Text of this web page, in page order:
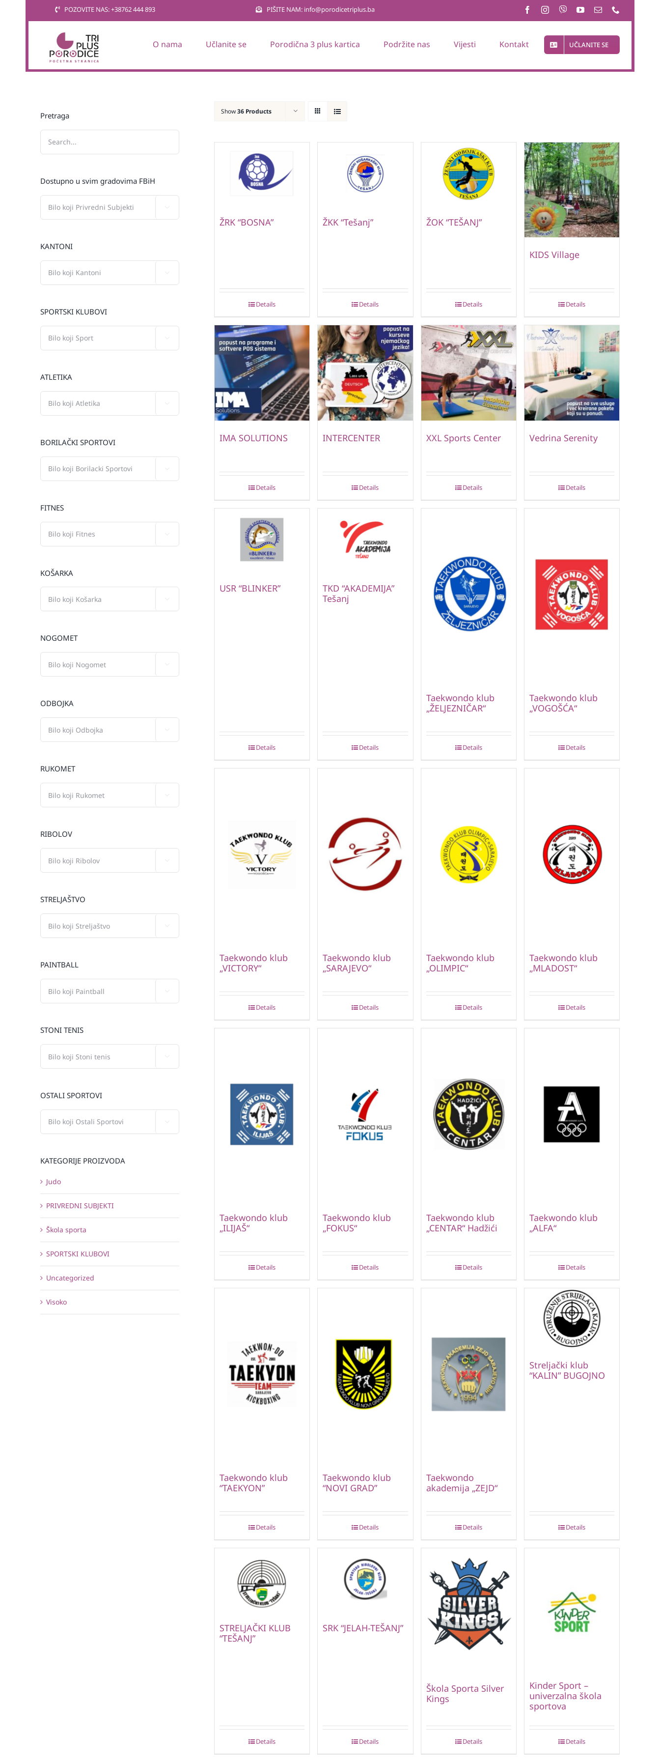
POZOVITE NAS: +38762 444 893 PIŠITE NAM: info@porodicetriplus.ba
O nama Učlanite se Porodična 3 plus kartica Podržite nas Vijesti Kontakt UČLANITE SE
Show36 Products
ŽRK “BOSNA”
Details
ŽKK “Tešanj”
Details
ŽOK “TEŠANJ”
Details
KIDS Village
Details
IMA SOLUTIONS
Details
INTERCENTER
Details
XXL Sports Center
Details
Vedrina Serenity
Details
USR “BLINKER”
Details
TKD “AKADEMIJA”
Tešanj
Details
Taekwondo klub
„ŽELJEZNIČAR“
Details
Taekwondo klub
„VOGOŠĆA“
Details
Taekwondo klub
„VICTORY“
Details
Taekwondo klub
„SARAJEVO“
Details
Taekwondo klub
„OLIMPIC“
Details
Taekwondo klub
„MLADOST“
Details
Taekwondo klub
„ILIJAŠ“
Details
Taekwondo klub
„FOKUS“
Details
Taekwondo klub
„CENTAR“ Hadžići
Details
Taekwondo klub
„ALFA“
Details
Taekwondo klub
“TAEKYON”
Details
Taekwondo klub
“NOVI GRAD”
Details
Taekwondo
akademija „ZEJD“
Details
Streljački klub
“KALIN” BUGOJNO
Details
STRELJAČKI KLUB
“TEŠANJ”
Details
SRK “JELAH-TEŠANJ”
Details
Škola Sporta Silver
Kings
Details
Kinder Sport –
univerzalna škola
sportova
Details
Pretraga
Dostupno u svim gradovima FBiH
KANTONI
SPORTSKI KLUBOVI
ATLETIKA
BORILAČKI SPORTOVI
FITNES
KOŠARKA
NOGOMET
ODBOJKA
RUKOMET
RIBOLOV
STRELJAŠTVO
PAINTBALL
STONI TENIS
OSTALI SPORTOVI
KATEGORIJE PROIZVODA
Judo
PRIVREDNI SUBJEKTI
Škola sporta
SPORTSKI KLUBOVI
Uncategorized
Visoko